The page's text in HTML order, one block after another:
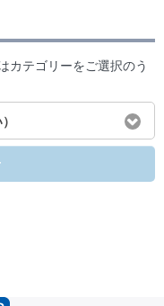
カテゴリーをご選択のう